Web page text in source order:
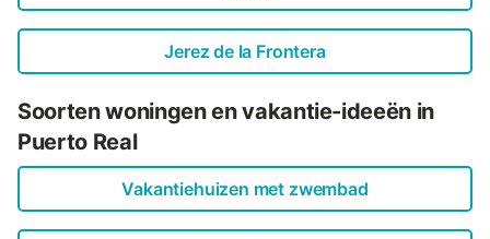
Jerez de la Frontera
Soorten woningen en vakantie-ideeën in
Puerto Real
Vakantiehuizen met zwembad